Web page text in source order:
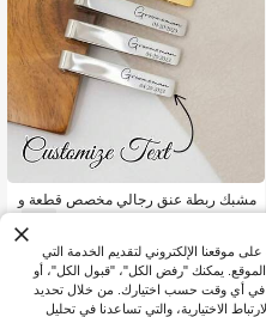
مشبك ربطة عنق رجالي مخصص قطعة و
احدة، مشبك ربطة عنق مطبوع بالليزر م
ن الفولاذ المقاوم للصدأ، إكسسوار بدلة ر
سمية، هدية عيد الأب، هدية رجل العريس،
هدية سنوية، هدية رجالية مخصصة، مشبك
ربطة عنق، إكسسوار بدلة رسمية، هدية لل
حبيب، هدية عيد الزواج
موقعنا الإلكتروني لتقديم الخدمة التي
يمكنك "رفض الكل"، "قبول الكل"، أو
في أي وقت حسب اختيارك. من خلال تحديد
الاختيارية، والتي تساعدنا في تحليل